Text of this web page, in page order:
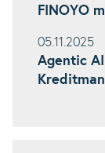
FINOYO
05.11.2025
Agentic